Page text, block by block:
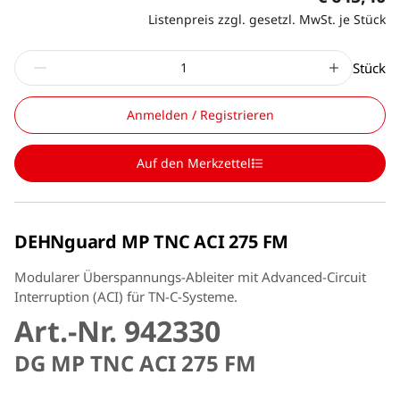
Listenpreis zzgl. gesetzl. MwSt. je Stück
Stück
Anmelden / Registrieren
Auf den Merkzettel
DEHNguard MP TNC ACI 275 FM
Modularer Überspannungs-Ableiter mit Advanced-Circuit
Interruption (ACI) für TN-C-Systeme.
Art.-Nr. 942330
DG MP TNC ACI 275 FM